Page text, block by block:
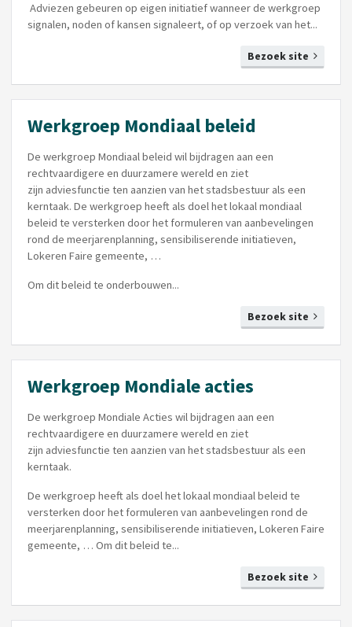
Adviezen gebeuren op eigen initiatief wanneer de werkgroep
signalen, noden of kansen signaleert, of op verzoek van het...
Bezoek site
Werkgroep Mondiaal beleid
De werkgroep Mondiaal beleid wil bijdragen aan een
rechtvaardigere en duurzamere wereld en ziet
zijn adviesfunctie ten aanzien van het stadsbestuur als een
kerntaak. De werkgroep heeft als doel het lokaal mondiaal
beleid te versterken door het formuleren van aanbevelingen
rond de meerjarenplanning, sensibiliserende initiatieven,
Lokeren Faire gemeente, …
Om dit beleid te onderbouwen...
Bezoek site
Werkgroep Mondiale acties
De werkgroep Mondiale Acties wil bijdragen aan een
rechtvaardigere en duurzamere wereld en ziet
zijn adviesfunctie ten aanzien van het stadsbestuur als een
kerntaak.
De werkgroep heeft als doel het lokaal mondiaal beleid te
versterken door het formuleren van aanbevelingen rond de
meerjarenplanning, sensibiliserende initiatieven, Lokeren Faire
gemeente, … Om dit beleid te...
Bezoek site